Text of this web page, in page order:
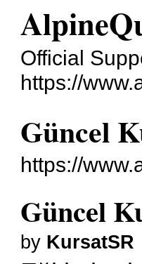
Official
https://
Güncel
https://
Güncel
by KursatSR